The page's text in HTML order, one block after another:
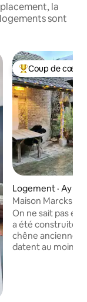
la
sont
Coup de cœur
Coup de cœur
Logement · Ay
Maison Marcks
d'Ay
On ne sait pas en
a été construite,
chêne anciennes
datent au moins